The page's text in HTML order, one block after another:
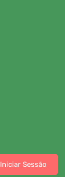
Iniciar Sessão